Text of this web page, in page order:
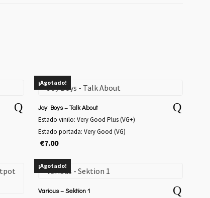
¡Agotado!
Joy Boys – Talk About
Estado vinilo: Very Good Plus (VG+)
Estado portada: Very Good (VG)
€7.00
¡Agotado!
Various – Sektion 1